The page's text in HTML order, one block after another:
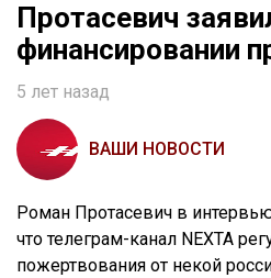
Протасевич
финансировании
5 лет назад
ВАШИ НОВОСТИ
Роман Протасевич в
что телеграм-канал NEXTA
пожертвования от некой